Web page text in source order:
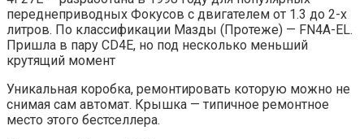
переднеприводных Фокусов с двигателем от 1.3 до 2-х
литров. По классификации Мазды (Протеже) — FN4A-EL.
Пришла в пару CD4E, но под несколько меньший
крутящий момент
Уникальная коробка, ремонтировать которую можно не
снимая сам автомат. Крышка — типичное ремонтное
место этого бестселлера.